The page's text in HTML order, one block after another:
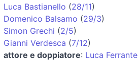
Luca Bastianello (28/11)
Domenico Balsamo (29/3)
Simon Grechi (2/5)
Gianni Verdesca (7/12)
attore e doppiatore: Luca Ferrante